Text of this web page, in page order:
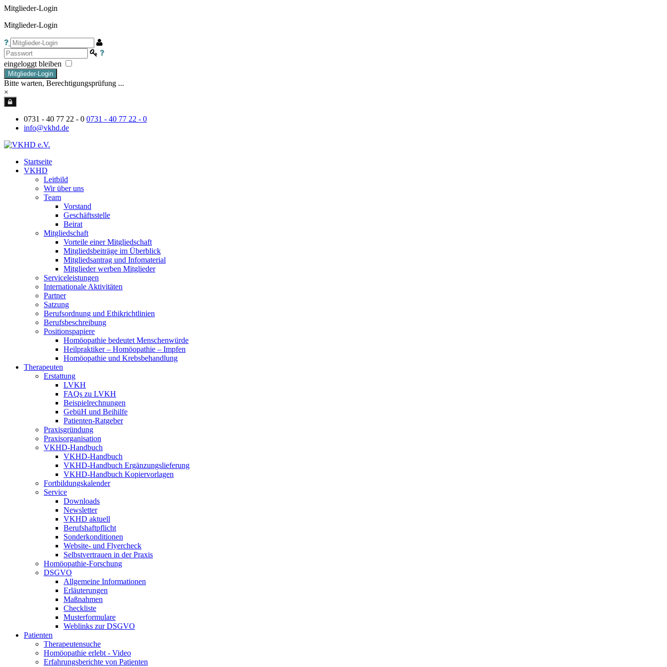
Mitglieder-Login
Mitglieder-Login
eingeloggt bleiben
Mitglieder-Login
Bitte warten, Berechtigungsprüfung ...
×
0731 - 40 77 22 - 0 0731 - 40 77 22 - 0
info@vkhd.de
Startseite
VKHD
Leitbild
Wir über uns
Team
Vorstand
Geschäftsstelle
Beirat
Mitgliedschaft
Vorteile einer Mitgliedschaft
Mitgliedsbeiträge im Überblick
Mitgliedsantrag und Infomaterial
Mitglieder werben Mitglieder
Serviceleistungen
Internationale Aktivitäten
Partner
Satzung
Berufsordnung und Ethikrichtlinien
Berufsbeschreibung
Positionspapiere
Homöopathie bedeutet Menschenwürde
Heilpraktiker – Homöopathie – Impfen
Homöopathie und Krebsbehandlung
Therapeuten
Erstattung
LVKH
FAQs zu LVKH
Beispielrechnungen
GebüH und Beihilfe
Patienten-Ratgeber
Praxisgründung
Praxisorganisation
VKHD-Handbuch
VKHD-Handbuch
VKHD-Handbuch Ergänzungslieferung
VKHD-Handbuch Kopiervorlagen
Fortbildungskalender
Service
Downloads
Newsletter
VKHD aktuell
Berufshaftpflicht
Sonderkonditionen
Website- und Flyercheck
Selbstvertrauen in der Praxis
Homöopathie-Forschung
DSGVO
Allgemeine Informationen
Erläuterungen
Maßnahmen
Checkliste
Musterformulare
Weblinks zur DSGVO
Patienten
Therapeutensuche
Homöopathie erlebt - Video
Erfahrungsberichte von Patienten